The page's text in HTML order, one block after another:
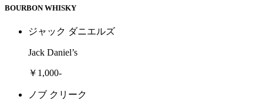
BOURBON WHISKY
ジャック ダニエルズ
Jack Daniel’s
￥1,000-
ノブ クリーク